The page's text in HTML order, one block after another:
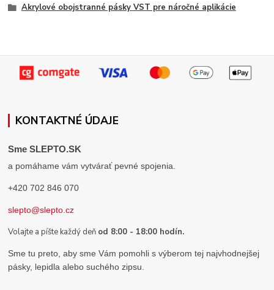
Akrylové obojstranné pásky VST pre náročné aplikácie
KONTAKTNÉ ÚDAJE
Sme SLEPTO.SK
a pomáhame vám vytvárať pevné spojenia.
+420 702 846 070
slepto@slepto.cz
Volajte a píšte každý deň od 8:00 - 18:00 hodín.
Sme tu preto, aby sme Vám pomohli s výberom tej najvhodnejšej
pásky, lepidla alebo suchého zipsu.